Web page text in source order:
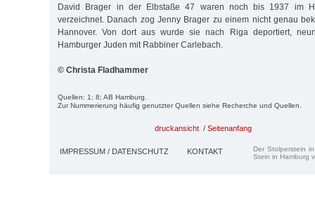
David Brager in der Elbstaße 47 waren noch bis 1937 im
verzeichnet. Danach zog Jenny Brager zu einem nicht genau
Hannover. Von dort aus wurde sie nach Riga deportiert,
Hamburger Juden mit Rabbiner Carlebach.
© Christa Fladhammer
Quellen: 1; 8; AB Hamburg.
Zur Nummerierung häufig genutzter Quellen siehe Recherche und Quellen.
druckansicht / Seitenanfang
IMPRESSUM / DATENSCHUTZ KONTAKT
Der Stolperstein
Stein in Hamburg